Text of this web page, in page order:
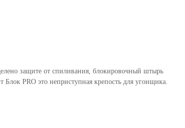
защите от спиливания, блокировочный штырь
PRO это неприступная крепость для угонщика.